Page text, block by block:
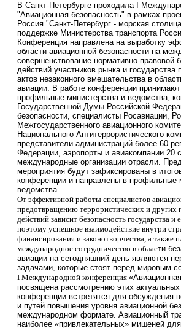
В Санкт-Петербурге проходила I
"Авиационная безопасность" в рамках
Россия "Санкт-Петербург - морская
поддержке Министерства транспорта
Конференция направлена на выработку
области авиационной безопасности на
совершенствование нормативно-правовой
действий участников рынка и
актов незаконного вмешательства в
авиации. В работе конференции
профильные министерства и ведомства,
Государственной Думы Российской
безопасности, специалисты Росавиации,
Межгосударственного авиационного
Национального Антитеррористического
представители администраций более 60
Федерации, аэропорты и авиакомпании 20
международные организации отрасли.
мероприятия будут зафиксированы в
конференции и направлены в профильные
ведомства.
От эффективной работы специалистов
предотвращению террористических и других
действий зависит безопасность государства
поэтому успешное взаимодействие внутри
финансирования и законотворчества, а также
международное сотрудничество в области
авиации на сегодняшний день являются
задачами, которые стоят перед мировым
I Международной конференция «
посвящена рассмотрению этих
конференции встретятся для обсуждения
и путей повышения уровня авиационной
международном формате. Авиационный
наиболее «привлекательных» мишеней для